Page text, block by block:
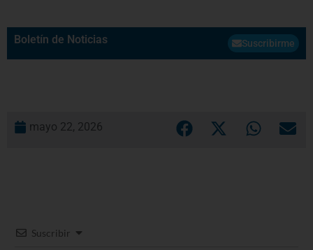
Boletín de Noticias Suscribirme
mayo 22, 2026
Suscribir